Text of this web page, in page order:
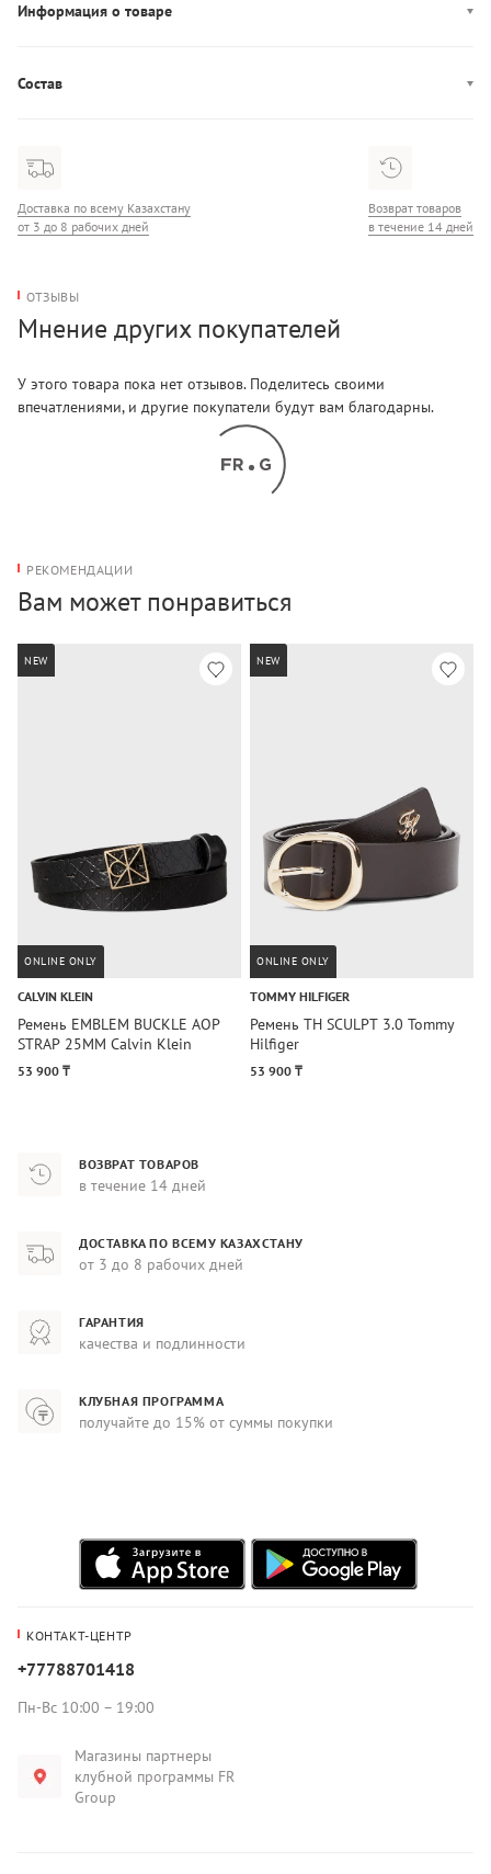
Информация о товаре
Состав
Доставка по всему Казахстану
от 3 до 8 рабочих дней
Возврат товаров
в течение 14 дней
ОТЗЫВЫ
Мнение других покупателей
У этого товара пока нет отзывов. Поделитесь своими
впечатлениями, и другие покупатели будут вам благодарны.
РЕКОМЕНДАЦИИ
Вам может понравиться
NEW
ONLINE ONLY
CALVIN KLEIN
Ремень EMBLEM BUCKLE AOP
STRAP 25MM Calvin Klein
53 900 ₸
NEW
ONLINE ONLY
TOMMY HILFIGER
Ремень TH SCULPT 3.0 Tommy
Hilfiger
53 900 ₸
ВОЗВРАТ ТОВАРОВ
в течение 14 дней
ДОСТАВКА ПО ВСЕМУ КАЗАХСТАНУ
от 3 до 8 рабочих дней
ГАРАНТИЯ
качества и подлинности
КЛУБНАЯ ПРОГРАММА
получайте до 15% от суммы покупки
КОНТАКТ-ЦЕНТР
+77788701418
Пн-Вс 10:00 – 19:00
Магазины партнеры
клубной программы FR
Group